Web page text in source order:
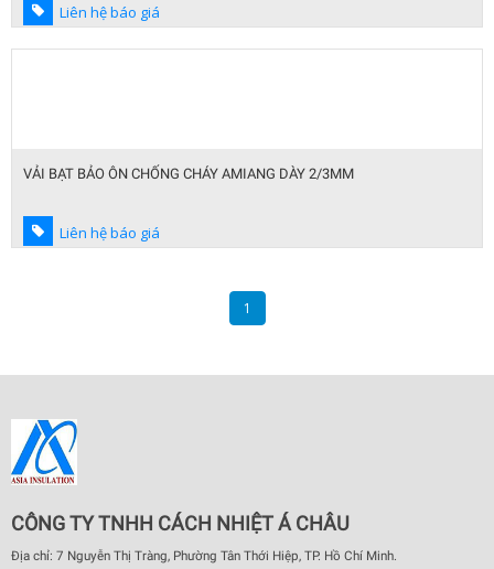
Liên hệ báo giá
VẢI BẠT BẢO ÔN CHỐNG CHÁY AMIANG DÀY 2/3MM
Liên hệ báo giá
1
CÔNG TY TNHH CÁCH NHIỆT Á CHÂU
Địa chỉ: 7 Nguyễn Thị Tràng, Phường Tân Thới Hiệp, TP. Hồ Chí Minh.